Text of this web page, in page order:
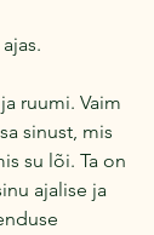
ruumi. Vaim
sinust, mis
su lõi. Ta on
ajalise ja